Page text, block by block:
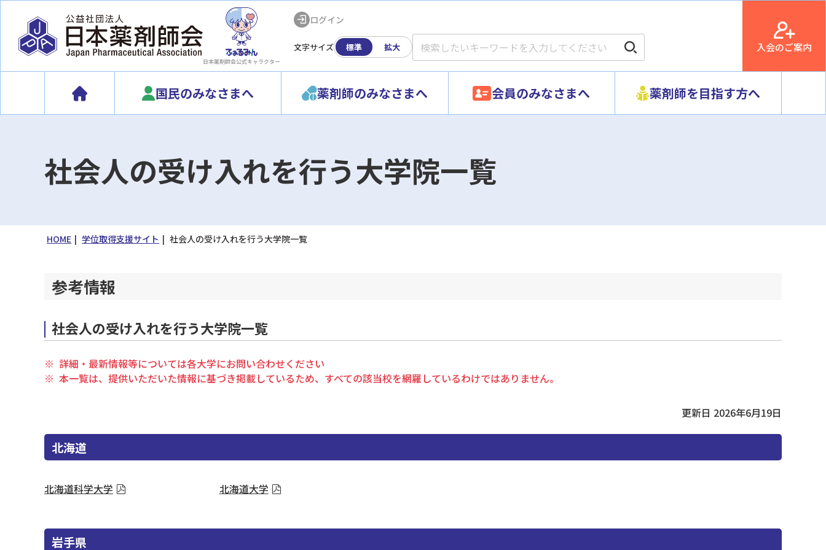
日本薬剤師会公式キャラクター
ログイン
文字サイズ 標準 拡大 入会のご案内
国民のみなさまへ 薬剤師のみなさまへ 会員のみなさまへ 薬剤師を目指す方へ
社会人の受け入れを行う大学院一覧
HOME 学位取得支援サイト 社会人の受け入れを行う大学院一覧
参考情報
社会人の受け入れを行う大学院一覧
詳細・最新情報等については各大学にお問い合わせください
本一覧は、提供いただいた情報に基づき掲載しているため、すべての該当校を網羅しているわけではありません。
更新日 2026年6月19日
北海道
北海道科学大学 北海道大学
岩手県